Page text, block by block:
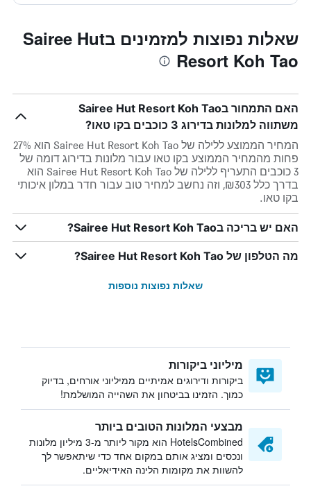
שאלות נפוצות למזמינים בSairee Hut
Resort Koh Tao
האם התמחור בSairee Hut Resort Koh Tao
משתווה למלונות בדירוג 3 כוכבים בקו טאו?
המחיר הממוצע ללילה של Sairee Hut Resort Koh Tao הוא 27%
פחות מהמחיר הממוצע בקו טאו עבור מלונות בדירוג דומה של
3 כוכבים התעריף ללילה של Sairee Hut Resort Koh Tao הוא
בדרך כלל ₪303, וזה נחשב למחיר טוב עבור חדר במלון איכותי
בקו טאו.
האם יש בריכה בSairee Hut Resort Koh Tao?
מה הטלפון של Sairee Hut Resort Koh Tao?
שאלות נפוצות נוספות
מיליוני ביקורות
ביקורות ודירוגים אמיתיים ממיליוני אורחים, בדיוק
כמוך. הזמינו בביטחון את השהייה המושלמת!
מבצעי המלונות הטובים ביותר
HotelsCombined הוא מקור ליותר מ-3 מיליון מלונות
ונכסים ומציג אותם במקום אחד כדי שיתאפשר לך
להשוות את מקומות הלינה האידיאליים.